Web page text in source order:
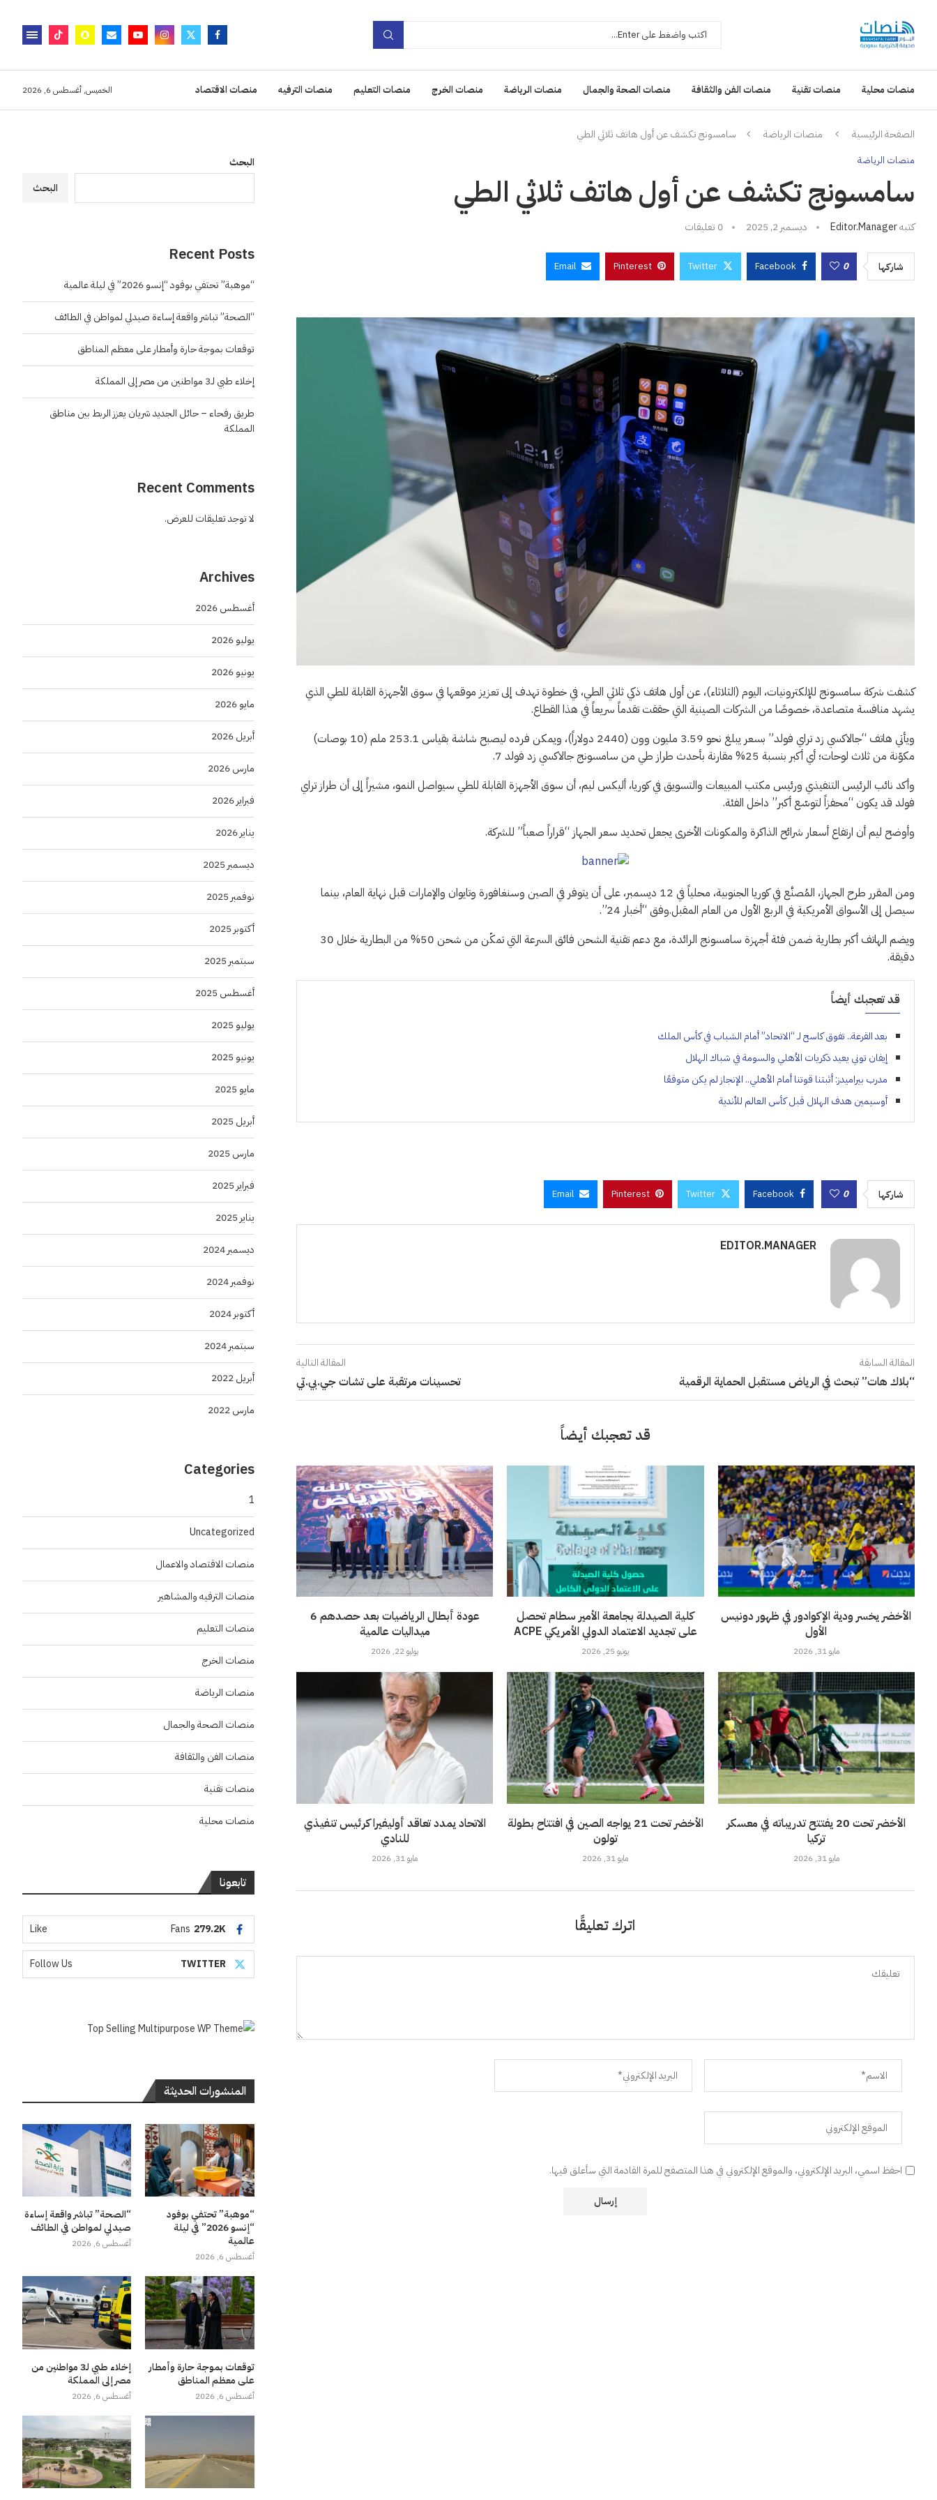
منصات محلية منصات تقنية منصات الفن والثقافة منصات الصحة والجمال منصات الرياضة منصات الخرج منصات التعليم منصات الترفيه منصات الاقتصاد الخميس, أغسطس 6, 2026
الصفحة الرئيسية منصات الرياضة سامسونج تكشف عن أول هاتف ثلاثي الطي
منصات الرياضة
سامسونج تكشف عن أول هاتف ثلاثي الطي
كتبهEditor.manager ديسمبر 2, 2025 0 تعليقات
شاركها 0
Facebook
Twitter
Pinterest
Email
كشفت شركة سامسونج للإلكترونيات، اليوم (الثلاثاء)، عن أول هاتف ذكي ثلاثي الطي، في خطوة تهدف إلى تعزيز موقعها في سوق الأجهزة القابلة للطي الذي
يشهد منافسة متصاعدة، خصوصًا من الشركات الصينية التي حققت تقدماً سريعاً في هذا القطاع.
ويأتي هاتف “جالاكسي زد تراي فولد” بسعر يبلغ نحو 3.59 مليون وون (2440 دولاراً)، ويمكن فرده ليصبح شاشة بقياس 253.1 ملم (10 بوصات)
مكوّنة من ثلاث لوحات؛ أي أكبر بنسبة 25% مقارنة بأحدث طراز طي من سامسونج جالاكسي زد فولد 7.
وأكد نائب الرئيس التنفيذي ورئيس مكتب المبيعات والتسويق في كوريا، أليكس ليم، أن سوق الأجهزة القابلة للطي سيواصل النمو، مشيراً إلى أن طراز تراي
فولد قد يكون “محفزاً لتوسّع أكبر” داخل الفئة.
وأوضح ليم أن ارتفاع أسعار شرائح الذاكرة والمكونات الأخرى يجعل تحديد سعر الجهاز “قراراً صعباً” للشركة.
ومن المقرر طرح الجهاز، المُصنَّع في كوريا الجنوبية، محلياً في 12 ديسمبر، على أن يتوفر في الصين وسنغافورة وتايوان والإمارات قبل نهاية العام، بينما
سيصل إلى الأسواق الأمريكية في الربع الأول من العام المقبل.وفق “أخبار 24”.
ويضم الهاتف أكبر بطارية ضمن فئة أجهزة سامسونج الرائدة، مع دعم تقنية الشحن فائق السرعة التي تمكّن من شحن 50% من البطارية خلال 30
دقيقة.
قد تعجبك أيضاً
بعد القرعة.. تفوق كاسح لـ “الاتحاد” أمام الشباب في كأس الملك
إيفان توني يعيد ذكريات الأهلي والسومة في شباك الهلال
مدرب بيراميدز: أثبتنا قوتنا أمام الأهلي.. الإنجاز لم يكن متوقعًا
أوسيمين هدف الهلال قبل كأس العالم للأندية
شاركها 0
Facebook
Twitter
Pinterest
Email
EDITOR.MANAGER
المقالة السابقة
“بلاك هات” تبحث في الرياض مستقبل الحماية الرقمية
المقالة التالية
تحسينات مرتقبة على تشات جي.بي.تي
قد تعجبك أيضاً
عودة أبطال الرياضيات بعد حصدهم 6
ميداليات عالمية
يوليو 22, 2026
كلية الصيدلة بجامعة الأمير سطام تحصل
على تجديد الاعتماد الدولي الأمريكي ACPE
يونيو 25, 2026
الأخضر يخسر ودية الإكوادور في ظهور دونيس
الأول
مايو 31, 2026
الاتحاد يمدد تعاقد أوليفيرا كرئيس تنفيذي
للنادي
مايو 31, 2026
الأخضر تحت 21 يواجه الصين في افتتاح بطولة
تولون
مايو 31, 2026
الأخضر تحت 20 يفتتح تدريباته في معسكر
تركيا
مايو 31, 2026
اترك تعليقًا
احفظ اسمي، البريد الإلكتروني، والموقع الإلكتروني في هذا المتصفح للمرة القادمة التي سأعلق فيها.
البحث
البحث
Recent Posts
“موهبة” تحتفي بوفود “إنسو 2026” في ليلة عالمية
“الصحة” تباشر واقعة إساءة صيدلي لمواطن في الطائف
توقعات بموجة حارة وأمطار على معظم المناطق
إخلاء طبي لـ3 مواطنين من مصر إلى المملكة
طريق رفحاء – حائل الجديد شريان يعزز الربط بين مناطق
المملكة
Recent Comments
لا توجد تعليقات للعرض.
Archives
أغسطس 2026
يوليو 2026
يونيو 2026
مايو 2026
أبريل 2026
مارس 2026
فبراير 2026
يناير 2026
ديسمبر 2025
نوفمبر 2025
أكتوبر 2025
سبتمبر 2025
أغسطس 2025
يوليو 2025
يونيو 2025
مايو 2025
أبريل 2025
مارس 2025
فبراير 2025
يناير 2025
ديسمبر 2024
نوفمبر 2024
أكتوبر 2024
سبتمبر 2024
أبريل 2022
مارس 2022
Categories
1
Uncategorized
منصات الاقتصاد والاعمال
منصات الترفيه والمشاهير
منصات التعليم
منصات الخرج
منصات الرياضة
منصات الصحة والجمال
منصات الفن والثقافة
منصات تقنية
منصات محلية
تابعونا
279.2K
Fans
Like
TWITTER
Follow Us
المنشورات الحديثة
“موهبة” تحتفي بوفود
“إنسو 2026” في ليلة
عالمية
أغسطس 6, 2026
“الصحة” تباشر واقعة إساءة
صيدلي لمواطن في الطائف
أغسطس 6, 2026
توقعات بموجة حارة وأمطار
على معظم المناطق
أغسطس 6, 2026
إخلاء طبي لـ3 مواطنين من
مصر إلى المملكة
أغسطس 6, 2026